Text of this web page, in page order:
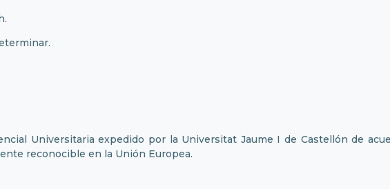
Universitaria expedido por la Universitat Jaume I de Castellón de
reconocible en la Unión Europea.